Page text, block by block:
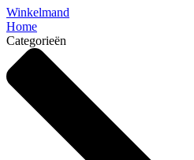
Winkelmand
Home
Categorieën